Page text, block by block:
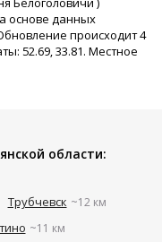
основе данных
происходит 4
52.69, 33.81. Местное
области:
Трубчевск ~12 км
~11 км